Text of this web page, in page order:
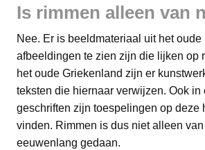
Is rimmen alleen van
Nee. Er is beeldmateriaal uit het oude
afbeeldingen te zien zijn die lijken op
het oude Griekenland zijn er
teksten die hiernaar verwijzen. Ook in
geschriften zijn toespelingen op deze
vinden. Rimmen is dus niet alleen van
eeuwenlang gedaan.